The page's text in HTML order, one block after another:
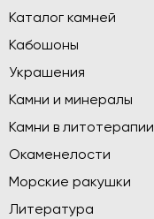
Каталог камней
Кабошоны
Украшения
Камни и минералы
Камни в литотерапии
Окаменелости
Морские ракушки
Литература